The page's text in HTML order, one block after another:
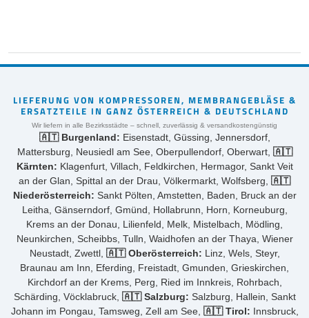
LIEFERUNG VON KOMPRESSOREN, MEMBRANGEBLÄSE &
ERSATZTEILE IN GANZ ÖSTERREICH & DEUTSCHLAND
Wir liefern in alle Bezirksstädte – schnell, zuverlässig & versandkostengünstig
🇦🇹 Burgenland: Eisenstadt, Güssing, Jennersdorf,
Mattersburg, Neusiedl am See, Oberpullendorf, Oberwart, 🇦🇹
Kärnten: Klagenfurt, Villach, Feldkirchen, Hermagor, Sankt Veit
an der Glan, Spittal an der Drau, Völkermarkt, Wolfsberg, 🇦🇹
Niederösterreich: Sankt Pölten, Amstetten, Baden, Bruck an der
Leitha, Gänserndorf, Gmünd, Hollabrunn, Horn, Korneuburg,
Krems an der Donau, Lilienfeld, Melk, Mistelbach, Mödling,
Neunkirchen, Scheibbs, Tulln, Waidhofen an der Thaya, Wiener
Neustadt, Zwettl, 🇦🇹 Oberösterreich: Linz, Wels, Steyr,
Braunau am Inn, Eferding, Freistadt, Gmunden, Grieskirchen,
Kirchdorf an der Krems, Perg, Ried im Innkreis, Rohrbach,
Schärding, Vöcklabruck, 🇦🇹 Salzburg: Salzburg, Hallein, Sankt
Johann im Pongau, Tamsweg, Zell am See, 🇦🇹 Tirol: Innsbruck,